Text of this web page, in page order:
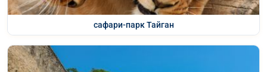
сафари-парк Тайган